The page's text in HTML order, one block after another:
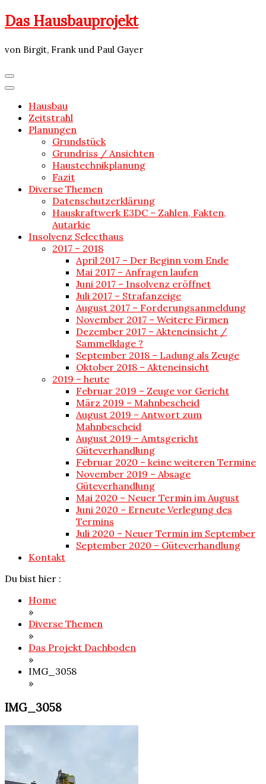
Skip
to
Das Hausbauprojekt
von Birgit, Frank und Paul Gayer
Hausbau
Zeitstrahl
Planungen
Grundstück
Grundriss / Ansichten
Haustechnikplanung
Fazit
Diverse Themen
Datenschutzerklärung
Hauskraftwerk E3DC – Zahlen, Fakten,
Autarkie
Insolvenz Selecthaus
2017 – 2018
April 2017 – Der Beginn vom Ende
Mai 2017 – Anfragen laufen
Juni 2017 – Insolvenz eröffnet
Juli 2017 – Strafanzeige
August 2017 – Forderungsanmeldung
November 2017 – Weitere Firmen
Dezember 2017 – Akteneinsicht /
Sammelklage ?
September 2018 – Ladung als Zeuge
Oktober 2018 – Akteneinsicht
2019 – heute
Februar 2019 – Zeuge vor Gericht
März 2019 – Mahnbescheid
August 2019 – Antwort zum
Mahnbescheid
August 2019 – Amtsgericht
Güteverhandlung
Februar 2020 – keine weiteren Termine
November 2019 – Absage
Güteverhandlung
Mai 2020 – Neuer Termin im August
Juni 2020 – Erneute Verlegung des
Termins
Juli 2020 – Neuer Termin im September
September 2020 – Güteverhandlung
Kontakt
Du bist hier :
Home
»
Diverse Themen
»
Das Projekt Dachboden
»
IMG_3058
»
IMG_3058